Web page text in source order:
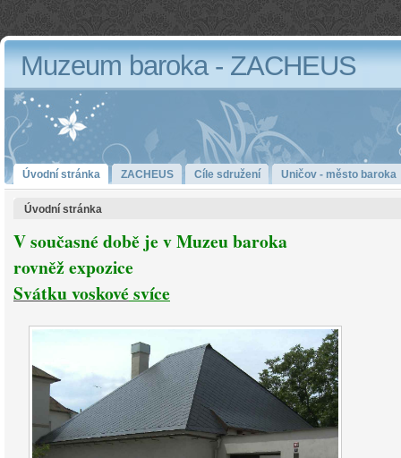
Muzeum baroka - ZACHEUS
Úvodní stránka ZACHEUS Cíle sdružení Uničov - město baroka
Úvodní stránka
V současné době je v Muzeu baroka
rovněž expozice
Svátku voskovésvíce